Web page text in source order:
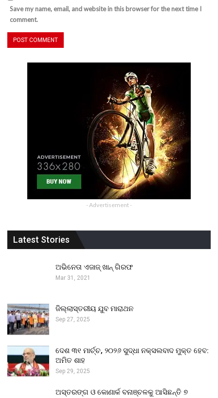
Save my name, email, and website in this browser for the next time I
comment.
- Advertisement -
Latest Stories
ଅଭିନେତା ଏଜାଜ୍ ଖାନ୍ ଗିରଫ
Mar 31, 2021
ଜିଲ୍ଲାସ୍ତରୀୟ ଯୁବ ମାରାଥନ
Sep 27, 2025
ଦେଶ ୩୧ ମାର୍ଚ୍ଚ, ୨୦୨୬ ସୁଦ୍ଧା ନକ୍ସଲବାଦ ମୁକ୍ତ ହେବ:
ଅମିତ ଶାହ
Sep 29, 2025
ଅସ୍ତରଙ୍ଗ ଓ କୋଣାର୍କ ବନାଞ୍ଚଳକୁ ଆସିଛନ୍ତି ୭